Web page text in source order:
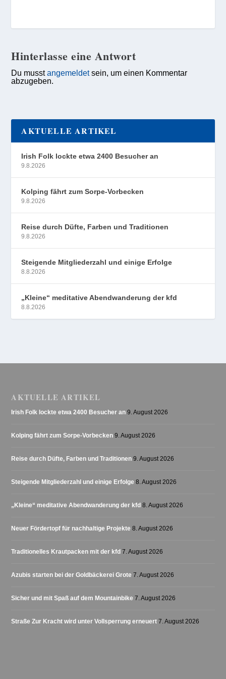
Hinterlasse eine Antwort
Du musstangemeldetsein, um einen Kommentar
abzugeben.
AKTUELLE ARTIKEL
Irish Folk lockte etwa 2400 Besucher an
9.8.2026
Kolping fährt zum Sorpe-Vorbecken
9.8.2026
Reise durch Düfte, Farben und Traditionen
9.8.2026
Steigende Mitgliederzahl und einige Erfolge
8.8.2026
„Kleine“ meditative Abendwanderung der kfd
8.8.2026
AKTUELLE ARTIKEL
Irish Folk lockte etwa 2400 Besucher an 9. August 2026
Kolping fährt zum Sorpe-Vorbecken 9. August 2026
Reise durch Düfte, Farben und Traditionen 9. August 2026
Steigende Mitgliederzahl und einige Erfolge 8. August 2026
„Kleine“ meditative Abendwanderung der kfd 8. August 2026
Neuer Fördertopf für nachhaltige Projekte 8. August 2026
Traditionelles Krautpacken mit der kfd 7. August 2026
Azubis starten bei der Goldbäckerei Grote 7. August 2026
Sicher und mit Spaß auf dem Mountainbike 7. August 2026
Straße Zur Kracht wird unter Vollsperrung erneuert 7. August 2026